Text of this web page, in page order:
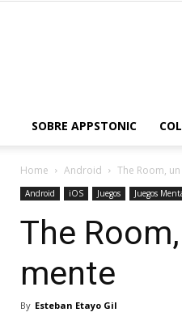
SOBRE APPSTONIC
Home Android The Room,
Android iOS Juegos Juegos
The
mente
By Esteban Etayo Gil